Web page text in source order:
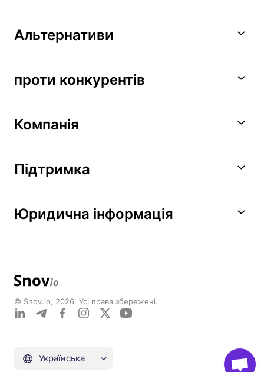
Альтернативи
проти конкурентів
Компанія
Підтримка
Юридична інформація
© Snov.io, 2026. Усі права збережені.
Українська